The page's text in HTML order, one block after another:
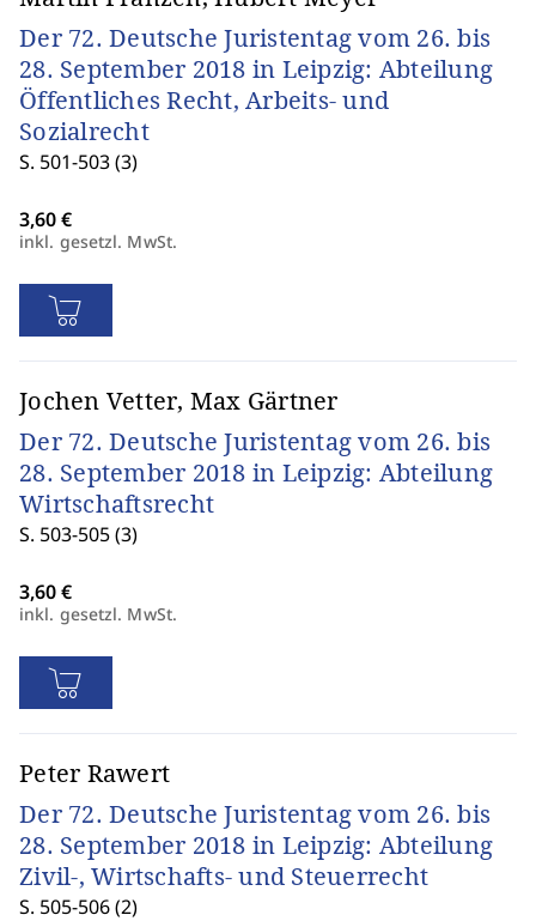
Der 72. Deutsche Juristentag vom 26. bis
28. September 2018 in Leipzig: Abteilung
Öffentliches Recht, Arbeits- und
Sozialrecht
S. 501-503 (3)
inkl. gesetzl. MwSt.
Jochen Vetter, Max Gärtner
Der 72. Deutsche Juristentag vom 26. bis
28. September 2018 in Leipzig: Abteilung
Wirtschaftsrecht
S. 503-505 (3)
inkl. gesetzl. MwSt.
Peter Rawert
Der 72. Deutsche Juristentag vom 26. bis
28. September 2018 in Leipzig: Abteilung
Zivil-, Wirtschafts- und Steuerrecht
S. 505-506 (2)